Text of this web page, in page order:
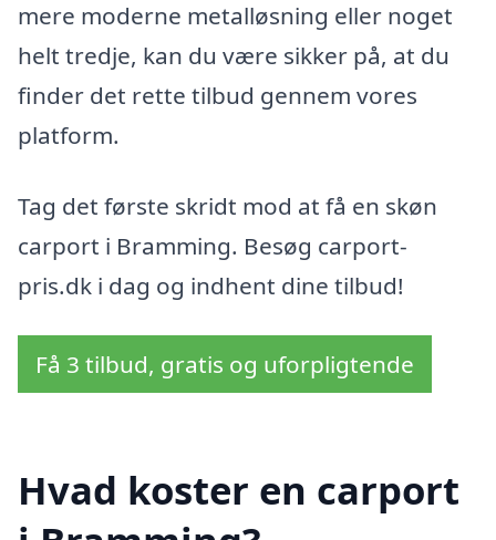
mere moderne metalløsning eller noget
helt tredje, kan du være sikker på, at du
finder det rette tilbud gennem vores
platform.
Tag det første skridt mod at få en skøn
carport i Bramming. Besøg carport-
pris.dk i dag og indhent dine tilbud!
Få 3 tilbud, gratis og uforpligtende
Hvad koster en carport